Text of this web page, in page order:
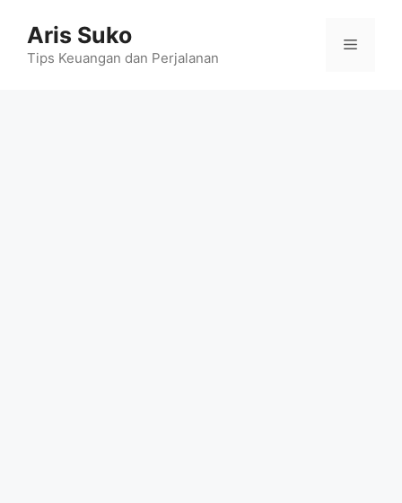
content
Aris Suko
Tips Keuangan dan Perjalanan
Menu